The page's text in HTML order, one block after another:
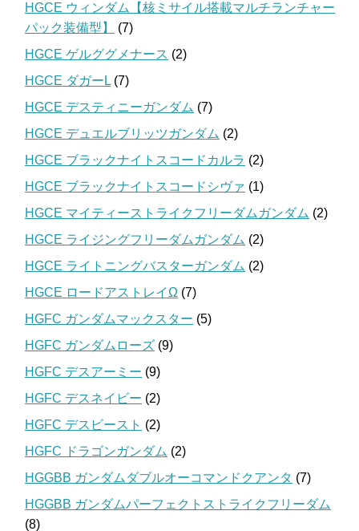
HGCE ウィンダム【核ミサイル搭載マルチランチャー
パック装備型】
(7)
HGCE ゲルググメナース (2)
HGCE ダガーL (7)
HGCE デスティニーガンダム (7)
HGCE デュエルブリッツガンダム (2)
HGCE ブラックナイトスコードカルラ (2)
HGCE ブラックナイトスコードシヴァ (1)
HGCE マイティーストライクフリーダムガンダム (2)
HGCE ライジングフリーダムガンダム (2)
HGCE ライトニングバスターガンダム (2)
HGCE ロードアストレイΩ (7)
HGFC ガンダムマックスター (5)
HGFC ガンダムローズ (9)
HGFC デスアーミー (9)
HGFC デスネイビー (2)
HGFC デスビースト (2)
HGFC ドラゴンガンダム (2)
HGGBB ガンダムダブルオーコマンドクアンタ (7)
HGGBB ガンダムパーフェクトストライクフリーダム
(8)